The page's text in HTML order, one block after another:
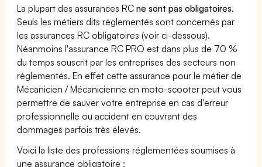
La plupart des assurances RCne sont pas obligatoires.
Seuls les métiers dits réglementés sont concernés par
les assurances RC obligatoires (voir ci-dessous).
Néanmoins l'assurance RC PRO est dans plus de 70 %
du temps souscrit par les entreprises des secteurs non
réglementés. En effet cette assurance pour le métier de
Mécanicien / Mécanicienne en moto-scooter peut vous
permettre de sauver votre entreprise en cas d'erreur
professionnelle ou accident en couvrant des
dommages parfois très élevés.
Voici la liste des professions réglementées soumises à
une assurance obligatoire :